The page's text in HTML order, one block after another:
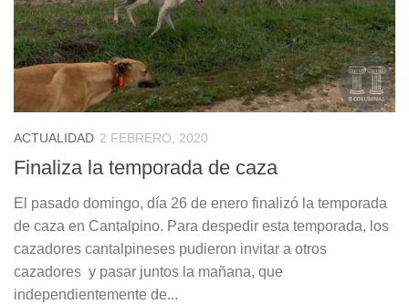
ACTUALIDAD 2 FEBRERO, 2020
Finaliza la temporada de caza
El pasado domingo, día 26 de enero finalizó la temporada
de caza en Cantalpino. Para despedir esta temporada, los
cazadores cantalpineses pudieron invitar a otros
cazadores y pasar juntos la mañana, que
independientemente de...